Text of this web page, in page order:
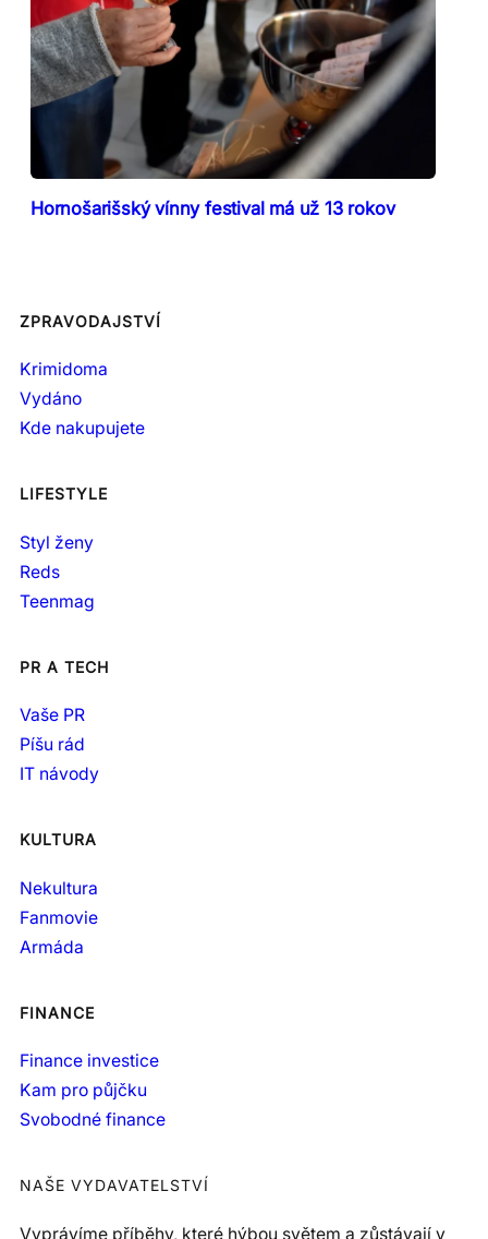
Hornošarišský vínny festival má už 13 rokov
ZPRAVODAJSTVÍ
Krimidoma
Vydáno
Kde nakupujete
LIFESTYLE
Styl ženy
Reds
Teenmag
PR A TECH
Vaše PR
Píšu rád
IT návody
KULTURA
Nekultura
Fanmovie
Armáda
FINANCE
Finance investice
Kam pro půjčku
Svobodné finance
NAŠE VYDAVATELSTVÍ
Vyprávíme příběhy, které hýbou světem a zůstávají v